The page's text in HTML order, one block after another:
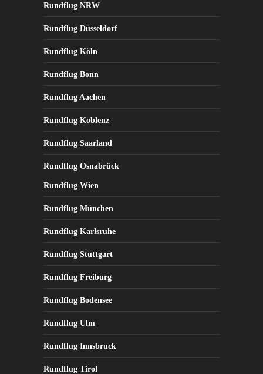
Rundflug NRW
Rundflug Düsseldorf
Rundflug Köln
Rundflug Bonn
Rundflug Aachen
Rundflug Koblenz
Rundflug Saarland
Rundflug Osnabrück
Rundflug Wien
Rundflug München
Rundflug Karlsruhe
Rundflug Stuttgart
Rundflug Freiburg
Rundflug Bodensee
Rundflug Ulm
Rundflug Innsbruck
Rundflug Tirol